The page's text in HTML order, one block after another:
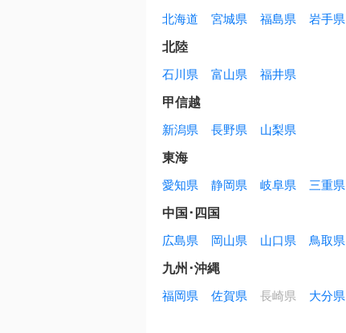
北海道 宮城県 福島県 岩手県
北陸
石川県 富山県 福井県
甲信越
新潟県 長野県 山梨県
東海
愛知県 静岡県 岐阜県 三重県
中国･四国
広島県 岡山県 山口県 鳥取県
九州･沖縄
福岡県 佐賀県 長崎県 大分県